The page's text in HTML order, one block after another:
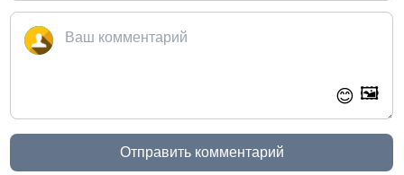
😊 🖼️
Отправить комментарий